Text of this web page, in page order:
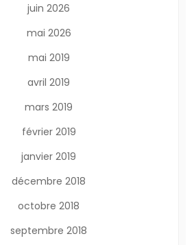
juin 2026
mai 2026
mai 2019
avril 2019
mars 2019
février 2019
janvier 2019
décembre 2018
octobre 2018
septembre 2018